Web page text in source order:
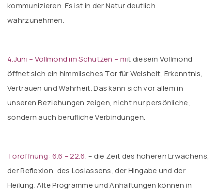
kommunizieren. Es ist in der Natur deutlich
wahrzunehmen.
4.Juni – Vollmond im Schützen – mit diesem Vollmond
öffnet sich ein himmlisches Tor für Weisheit, Erkenntnis,
Vertrauen und Wahrheit. Das kann sich vor allem in
unseren Beziehungen zeigen, nicht nur persönliche,
sondern auch berufliche Verbindungen.
Toröffnung: 6.6 – 22.6. – die Zeit des höheren Erwachens,
der Reflexion, des Loslassens, der Hingabe und der
Heilung. Alte Programme und Anhaftungen können in